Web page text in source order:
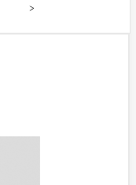
>